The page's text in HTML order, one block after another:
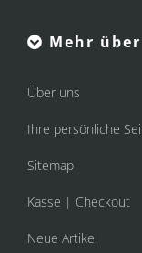
Mehr über
Über uns
Ihre persönliche
Sitemap
Kasse | Checkout
Neue Artikel